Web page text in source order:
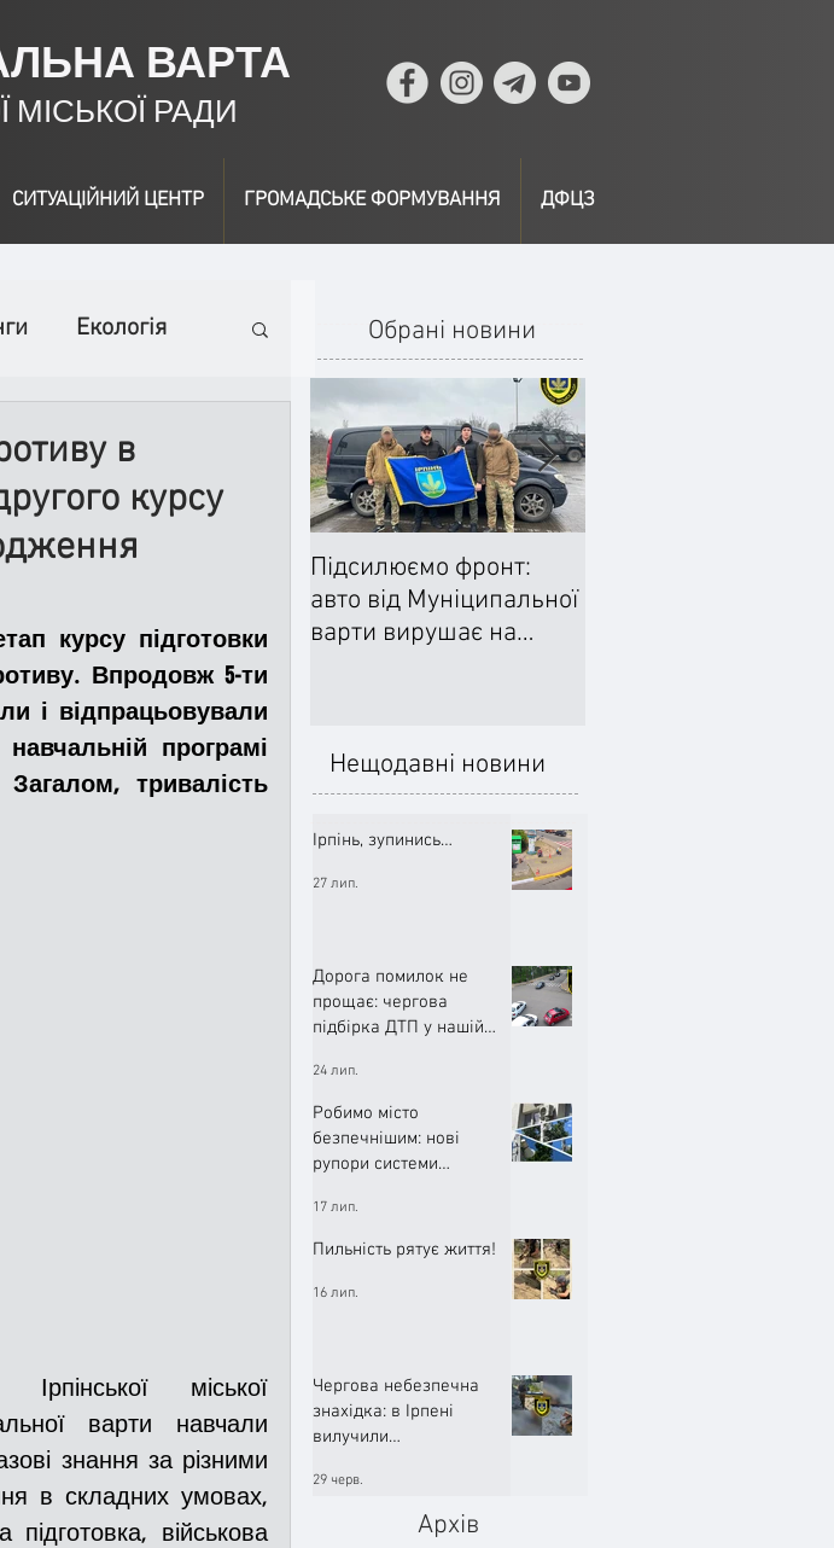
ВАРТА
МІСЬКОЇ РАДИ
СИТУАЦІЙНИЙ ЦЕНТР ГРОМАДСЬКЕ ФОРМУВАННЯ ДФЦЗ
Екологія
Коронавірус
центр
дружина
в
курсу
курсу підготовки
Впродовж 5-ти
і відпрацьовували
програмі
Загалом, тривалість
міської
варти навчали
знання за різними
в складних умовах,
військова
Обрані новини
Підсилюємо фронт:
авто від Муніципальної
варти вирушає на
Нещодавні новини
Ірпінь, зупинись…
27 лип.
Дорога помилок не
прощає: чергова
підбірка ДТП у нашій
24 лип.
Робимо місто
безпечнішим: нові
рупори системи
працюють!
17 лип.
Пильність рятує життя!
16 лип.
Чергова небезпечна
знахідка: в Ірпені
вилучили
29 черв.
Архів